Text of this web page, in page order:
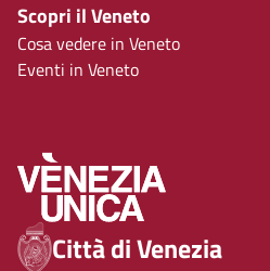
Scopri il Veneto
Cosa vedere in Veneto
Eventi in Veneto
Città di Venezia